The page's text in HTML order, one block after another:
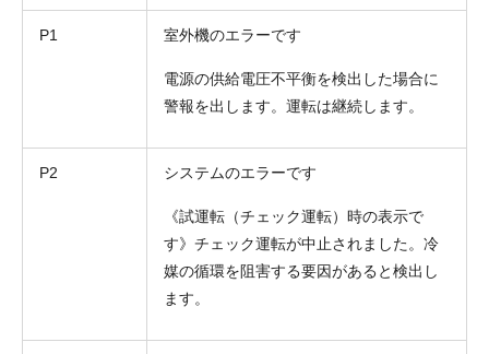
P1 室外機のエラーです
電源の供給電圧不平衡を検出した場合に
警報を出します。運転は継続します。
P2 システムのエラーです
《試運転（チェック運転）時の表示で
す》チェック運転が中止されました。冷
媒の循環を阻害する要因があると検出し
ます。